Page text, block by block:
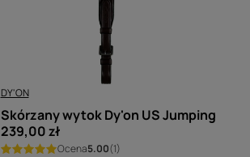
DY'ON
Skórzany wytok Dy'on US Jumping
239,00 zł
Ocena5.00(1)